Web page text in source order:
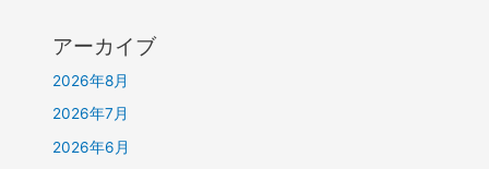
アーカイブ
2026年8月
2026年7月
2026年6月